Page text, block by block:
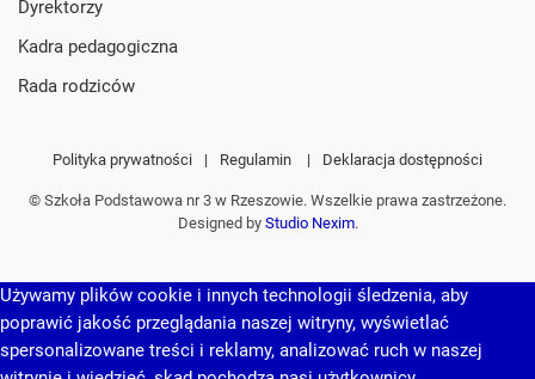
Dyrektorzy
Kadra pedagogiczna
Rada rodziców
Polityka prywatności | Regulamin | Deklaracja dostępności
© Szkoła Podstawowa nr 3 w Rzeszowie. Wszelkie prawa zastrzeżone.
Designed by Studio Nexim.
Używamy plików cookie i innych technologii śledzenia, aby
poprawić jakość przeglądania naszej witryny, wyświetlać
spersonalizowane treści i reklamy, analizować ruch w naszej